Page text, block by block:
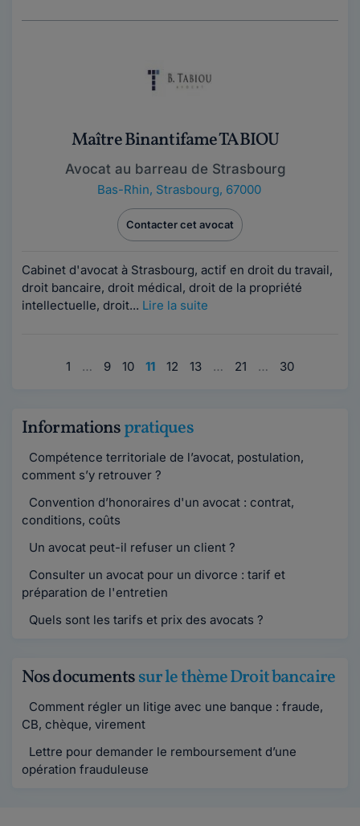
Maître Binantifame TABIOU
Avocat au barreau de Strasbourg
Bas-Rhin, Strasbourg, 67000
Contacter cet avocat
Cabinet d'avocat à Strasbourg, actif en droit du travail,
droit bancaire, droit médical, droit de la propriété
intellectuelle, droit... Lire la suite
1 … 9 10 11 12 13 … 21 … 30
Informationspratiques
Compétence territoriale de l’avocat, postulation,
comment s’y retrouver ?
Convention d’honoraires d'un avocat : contrat,
conditions, coûts
Un avocat peut-il refuser un client ?
Consulter un avocat pour un divorce : tarif et
préparation de l'entretien
Quels sont les tarifs et prix des avocats ?
Nos documentssur le thème Droit bancaire
Comment régler un litige avec une banque : fraude,
CB, chèque, virement
Lettre pour demander le remboursement d’une
opération frauduleuse